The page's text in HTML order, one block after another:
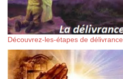
Découvrez-les-étapes de délivrance